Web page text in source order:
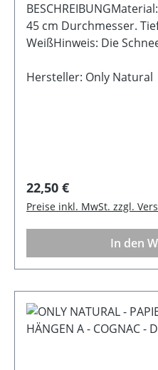
45 cm Durchmesser.
WeißHinweis: Die
Handgriffen entfaltet sie
Hersteller: Only Natural
Regulärer Preis:
22,50 €
Preise inkl. MwSt. zzgl.
In den